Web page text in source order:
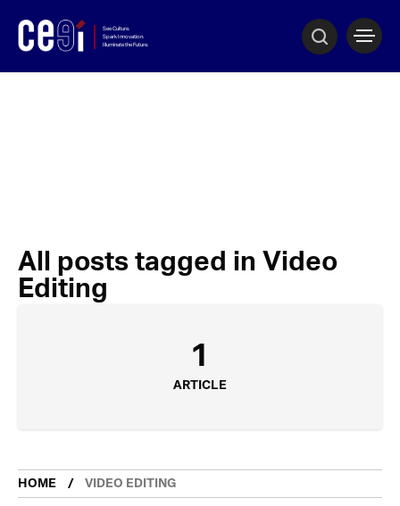
All posts tagged in Video
Editing
1
ARTICLE
HOME VIDEO EDITING